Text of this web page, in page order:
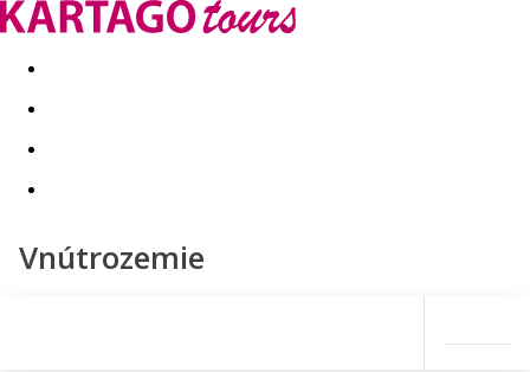
Last minute Dovolenkové kluby
Vnútrozemie